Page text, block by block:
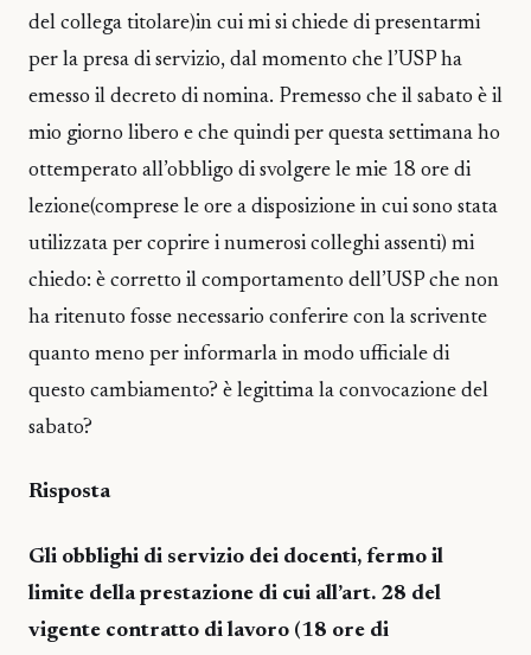
del collega titolare)in cui mi si chiede di presentarmi
per la presa di servizio, dal momento che l’USP ha
emesso il decreto di nomina. Premesso che il sabato è il
mio giorno libero e che quindi per questa settimana ho
ottemperato all’obbligo di svolgere le mie 18 ore di
lezione(comprese le ore a disposizione in cui sono stata
utilizzata per coprire i numerosi colleghi assenti) mi
chiedo: è corretto il comportamento dell’USP che non
ha ritenuto fosse necessario conferire con la scrivente
quanto meno per informarla in modo ufficiale di
questo cambiamento? è legittima la convocazione del
sabato?
Risposta
Gli obblighi di servizio dei docenti, fermo il
limite della prestazione di cui all’art. 28 del
vigente contratto di lavoro (18 ore di